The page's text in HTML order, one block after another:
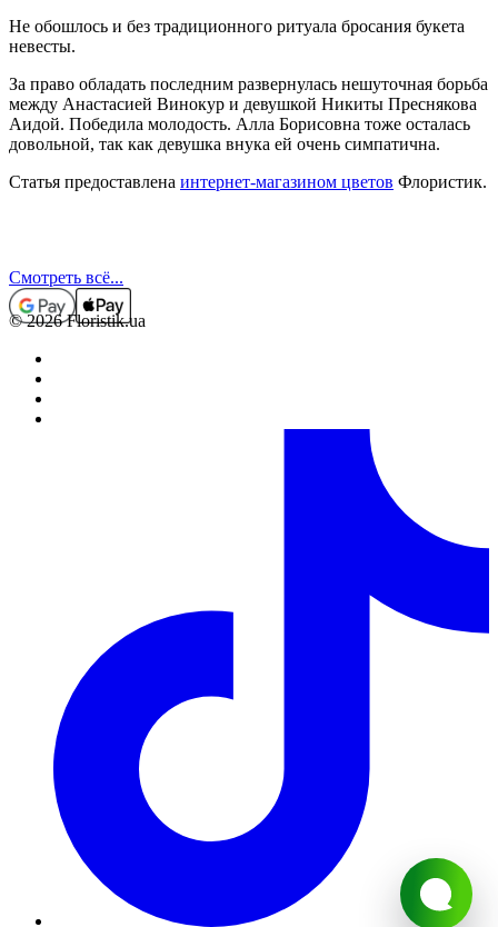
Не обошлось и без традиционного ритуала бросания букета
невесты.
За право обладать последним развернулась нешуточная борьба
между Анастасией Винокур и девушкой Никиты Преснякова
Аидой. Победила молодость. Алла Борисовна тоже осталась
довольной, так как девушка внука ей очень симпатична.
Статья предоставлена интернет-магазином цветов Флористик.
Смотреть всё...
© 2026 Floristik.ua